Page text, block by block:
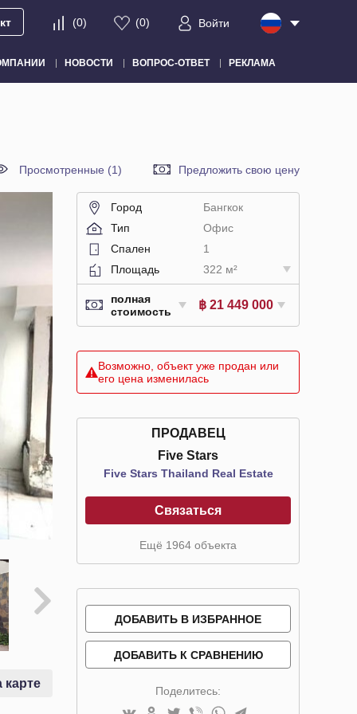
(0) (0) Войти
НОВОСТИ ВОПРОС-ОТВЕТ РЕКЛАМА
Просмотренные (1) Предложить свою цену
карте
Город
Бангкок
Тип
Офис
Спален
1
Площадь
322 м²
полная
стоимость
฿ 21 449 000
Возможно, объект уже продан или
его цена изменилась
ПРОДАВЕЦ
Five Stars
Five Stars Thailand Real Estate
Связаться
Ещё 1964 объекта
ДОБАВИТЬ В ИЗБРАННОЕ
ДОБАВИТЬ К СРАВНЕНИЮ
Поделитесь: